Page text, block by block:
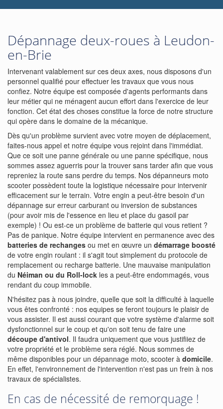
Dépannage deux-roues à Leudon-
en-Brie
Intervenant valablement sur ces deux axes, nous disposons d'un
personnel qualifié pour effectuer les travaux que vous nous
confiez. Notre équipe est composée d'agents performants dans
leur métier qui ne ménagent aucun effort dans l'exercice de leur
fonction. Cet état des choses constitue la force de notre structure
qui opère dans le domaine de la mécanique.
Dès qu'un problème survient avec votre moyen de déplacement,
faites-nous appel et notre équipe vous rejoint dans l'immédiat.
Que ce soit une panne générale ou une panne spécifique, nous
sommes assez aguerris pour la trouver sans tarder afin que vous
repreniez la route sans perdre du temps. Nos dépanneurs moto
scooter possèdent toute la logistique nécessaire pour intervenir
efficacement sur le terrain. Votre engin a peut-être besoin d'un
dépannage sur erreur carburant ou inversion de substances
(pour avoir mis de l'essence en lieu et place du gasoil par
exemple) ! Ou est-ce un problème de batterie qui vous retient ?
Pas de panique. Notre équipe intervient en permanence avec des
batteries de rechanges ou met en œuvre un démarrage boosté
de votre engin roulant : il s'agit tout simplement du protocole de
remplacement ou recharge batterie. Une mauvaise manipulation
du Néiman ou du Roll-lock les a peut-être endommagés, vous
rendant du coup immobile.
N'hésitez pas à nous joindre, quelle que soit la difficulté à laquelle
vous êtes confronté : nos equipes se feront toujours le plaisir de
vous assister. Il est aussi courant que votre système d'alarme soit
dysfonctionnel sur le coup et qu'on soit tenu de faire une
découpe d'antivol. Il faudra uniquement que vous justifiiez de
votre propriété et le problème sera réglé. Nous sommes de
même disponibles pour un dépannage moto, scooter à domicile.
En effet, l'environnement de l'intervention n'est pas un frein à nos
travaux de spécialistes.
En cas de nécessité de remorquage !